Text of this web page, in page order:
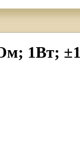
1Вт;